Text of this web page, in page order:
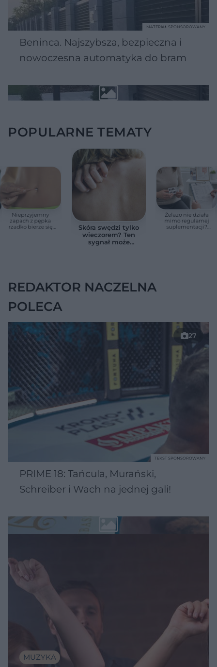
Beninca. Najszybsza, bezpieczna i
nowoczesna automatyka do bram
MATERIAŁ SPONSOROWANY
POPULARNE TEMATY
Nieprzyjemny
zapach z pępka
rzadko bierze się
Skóra swędzi tylko
wieczorem? Ten
sygnał może
Żelazo nie działa
mimo regularnej
suplementacji?
REDAKTOR NACZELNA
POLECA
27
PRIME 18: Tańcula, Murański,
Schreiber i Wach na jednej gali!
TEKST SPONSOROWANY
MUZYKA